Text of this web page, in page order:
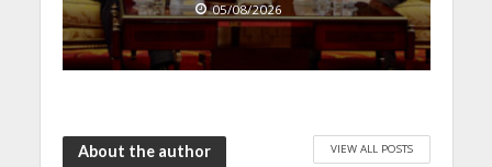
05/08/2026
About the author VIEW ALL POSTS